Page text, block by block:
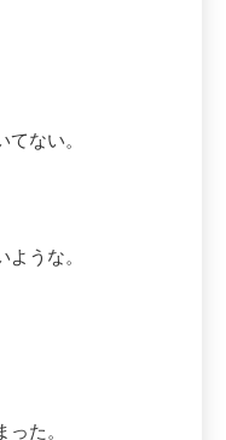
ない。
うな。
た。